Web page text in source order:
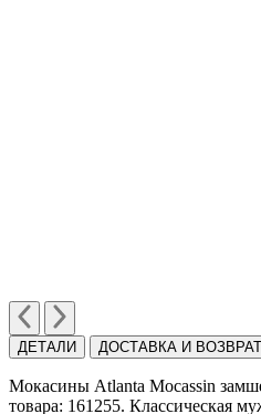
ДЕТАЛИ ДОСТАВКА И ВОЗВРАТ
Мокасины Atlanta Mocassin
товара: 161255. Классическая